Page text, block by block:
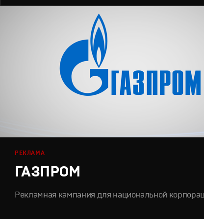
РЕКЛАМА
ГАЗПРОМ
Рекламная кампания для национальной